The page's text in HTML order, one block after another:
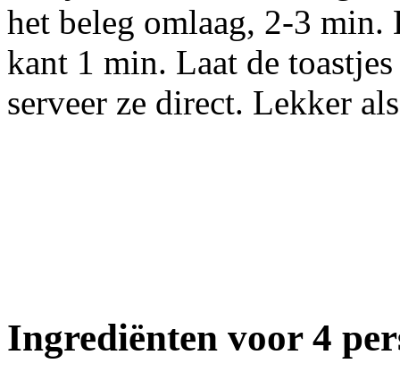
het beleg omlaag, 2-3 min.
kant 1 min. Laat de
serveer ze direct. Lekker
Ingrediënten voor 4